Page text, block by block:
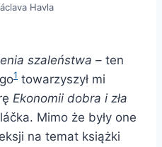
Havla
szaleństwa – ten
1 towarzyszył mi
Ekonomii dobra i zła
Mimo że były one
na temat książki